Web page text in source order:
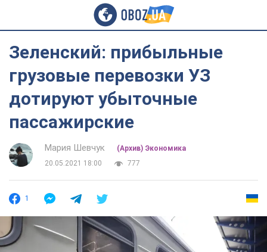
Зеленский: прибыльные
грузовые перевозки УЗ
дотируют убыточные
пассажирские
Мария Шевчук
(Архив) Экономика
20.05.2021 18:00
777
1